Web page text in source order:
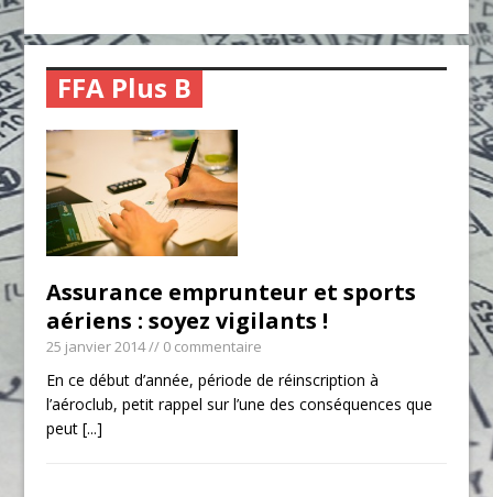
FFA Plus B
Assurance emprunteur et sports
aériens : soyez vigilants !
25 janvier 2014// 0 commentaire
En ce début d’année, période de réinscription à
l’aéroclub, petit rappel sur l’une des conséquences que
peut[...]